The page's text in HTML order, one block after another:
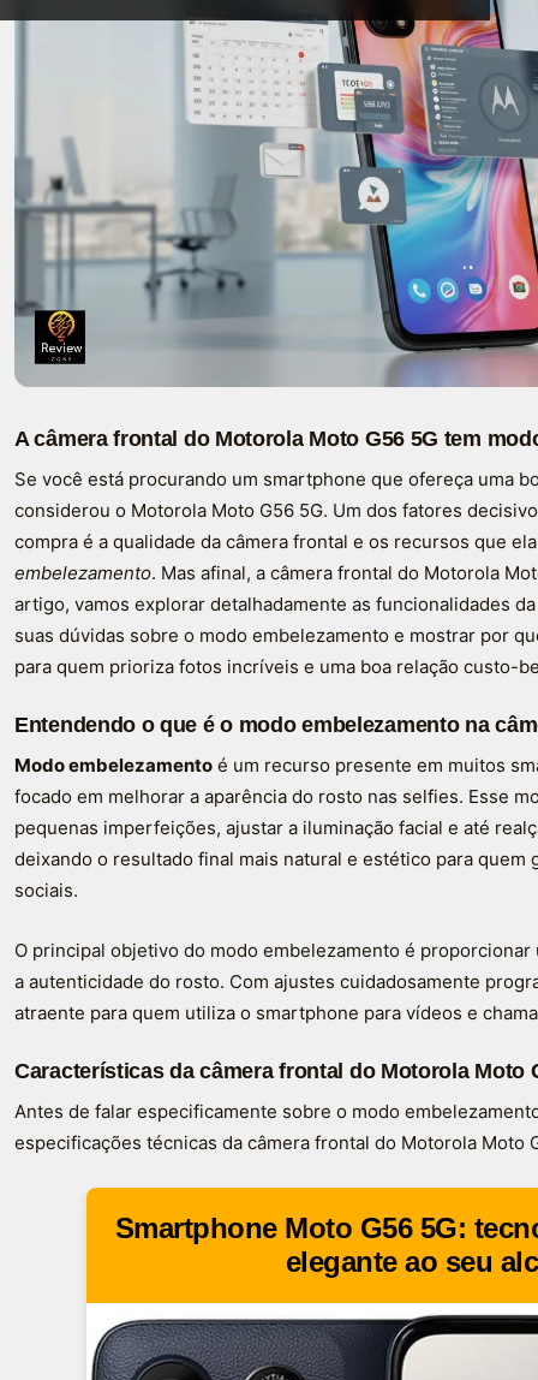
A câmera frontal do Motorola Moto G56 5G tem
Se você está procurando um smartphone que ofereça uma
considerou o Motorola Moto G56 5G. Um dos fatores
compra é a qualidade da câmera frontal e os recursos que
embelezamento. Mas afinal, a câmera frontal do Motorola
artigo, vamos explorar detalhadamente as funcionalidades
suas dúvidas sobre o modo embelezamento e mostrar por
para quem prioriza fotos incríveis e uma boa relação custo-
Entendendo o que é o modo embelezamento na
Modo embelezamento é um recurso presente em muitos
focado em melhorar a aparência do rosto nas selfies. Esse
pequenas imperfeições, ajustar a iluminação facial e até
deixando o resultado final mais natural e estético para quem
sociais.
O principal objetivo do modo embelezamento é
a autenticidade do rosto. Com ajustes cuidadosamente
atraente para quem utiliza o smartphone para vídeos e
Características da câmera frontal do Motorola Moto
Antes de falar especificamente sobre o modo
especificações técnicas da câmera frontal do Motorola Moto
Smartphone Moto G56 5G:
elegante ao seu